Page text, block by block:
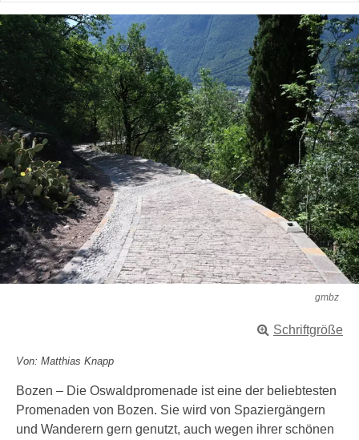
gmbz
Schriftgröße
Von: Matthias Knapp
Bozen – Die Oswaldpromenade ist eine der beliebtesten
Promenaden von Bozen. Sie wird von Spaziergängern
und Wanderern gern genutzt, auch wegen ihrer schönen